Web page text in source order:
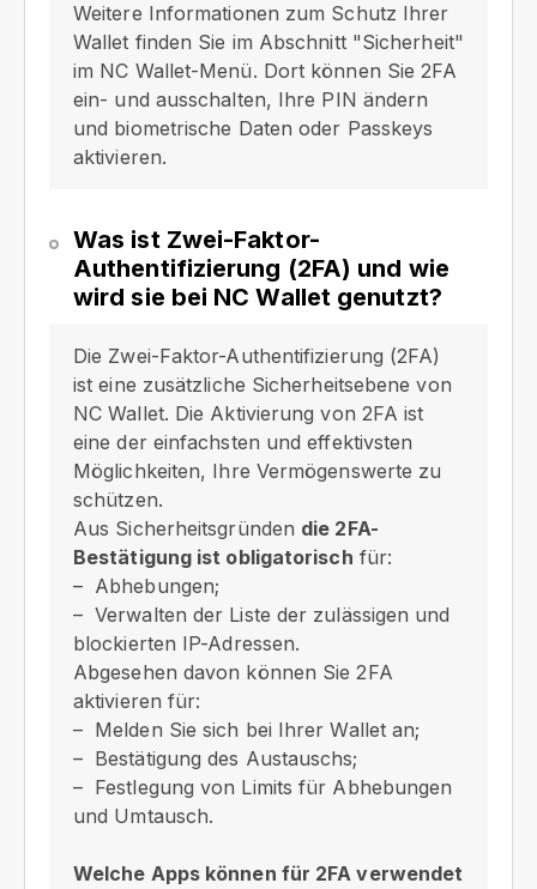
Weitere Informationen zum Schutz Ihrer
Wallet finden Sie im Abschnitt "Sicherheit"
im NC Wallet-Menü. Dort können Sie 2FA
ein- und ausschalten, Ihre PIN ändern
und biometrische Daten oder Passkeys
aktivieren.
Was ist Zwei-Faktor-
Authentifizierung (2FA) und wie
wird sie bei NC Wallet genutzt?
Die Zwei-Faktor-Authentifizierung (2FA)
ist eine zusätzliche Sicherheitsebene von
NC Wallet. Die Aktivierung von 2FA ist
eine der einfachsten und effektivsten
Möglichkeiten, Ihre Vermögenswerte zu
schützen.
Aus Sicherheitsgründen die 2FA-
Bestätigung ist obligatorisch für:
Abhebungen;
Verwalten der Liste der zulässigen und
blockierten IP-Adressen.
Abgesehen davon können Sie 2FA
aktivieren für:
Melden Sie sich bei Ihrer Wallet an;
Bestätigung des Austauschs;
Festlegung von Limits für Abhebungen
und Umtausch.
Welche Apps können für 2FA verwendet